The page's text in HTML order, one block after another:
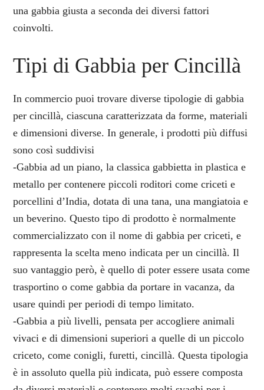
una gabbia giusta a seconda dei diversi fattori
coinvolti.
Tipi di Gabbia per Cincillà
In commercio puoi trovare diverse tipologie di gabbia
per cincillà, ciascuna caratterizzata da forme, materiali
e dimensioni diverse. In generale, i prodotti più diffusi
sono così suddivisi
-Gabbia ad un piano, la classica gabbietta in plastica e
metallo per contenere piccoli roditori come criceti e
porcellini d’India, dotata di una tana, una mangiatoia e
un beverino. Questo tipo di prodotto è normalmente
commercializzato con il nome di gabbia per criceti, e
rappresenta la scelta meno indicata per un cincillà. Il
suo vantaggio però, è quello di poter essere usata come
trasportino o come gabbia da portare in vacanza, da
usare quindi per periodi di tempo limitato.
-Gabbia a più livelli, pensata per accogliere animali
vivaci e di dimensioni superiori a quelle di un piccolo
criceto, come conigli, furetti, cincillà. Questa tipologia
è in assoluto quella più indicata, può essere composta